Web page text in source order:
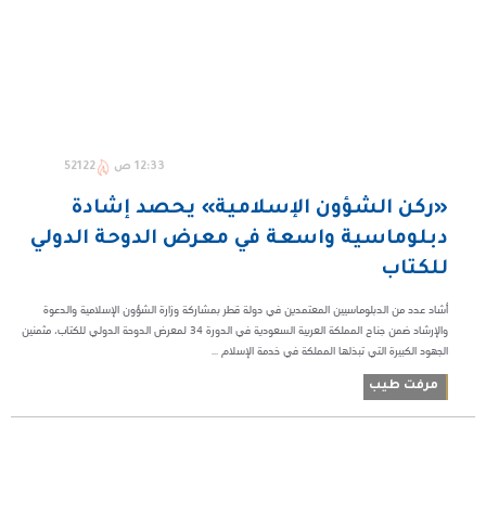
12:33 ص 52122
«ركن الشؤون الإسلامية» يحصد إشادة
دبلوماسية واسعة في معرض الدوحة الدولي
للكتاب
أشاد عدد من الدبلوماسيين المعتمدين في دولة قطر بمشاركة وزارة الشؤون الإسلامية والدعوة
والإرشاد ضمن جناح المملكة العربية السعودية في الدورة 34 لمعرض الدوحة الدولي للكتاب، مثمنين
الجهود الكبيرة التي تبذلها المملكة في خدمة الإسلام ...
مرفت طيب